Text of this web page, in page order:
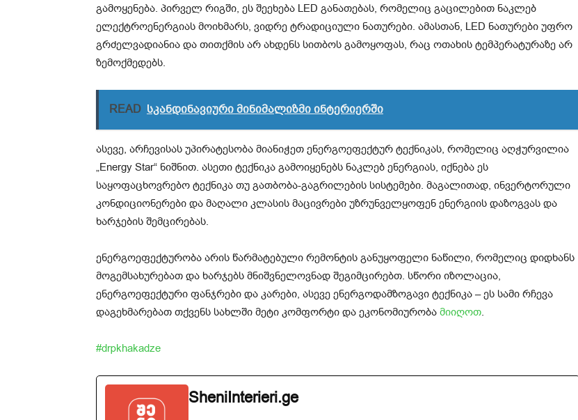
გამოყენება. პირველ რიგში, ეს შეეხება LED განათებას, რომელიც გაცილებით ნაკლებ
ელექტროენერგიას მოიხმარს, ვიდრე ტრადიციული ნათურები. ამასთან, LED ნათურები უფრო
გრძელვადიანია და თითქმის არ ახდენს სითბოს გამოყოფას, რაც ოთახის ტემპერატურაზე არ
ზემოქმედებს.
READ სკანდინავიური მინიმალიზმი ინტერიერში
ასევე, არჩევისას უპირატესობა მიანიჭეთ ენერგოეფექტურ ტექნიკას, რომელიც აღჭურვილია
„Energy Star“ ნიშნით. ასეთი ტექნიკა გამოიყენებს ნაკლებ ენერგიას, იქნება ეს
საყოფაცხოვრებო ტექნიკა თუ გათბობა-გაგრილების სისტემები. მაგალითად, ინვერტორული
კონდიციონერები და მაღალი კლასის მაცივრები უზრუნველყოფენ ენერგიის დაზოგვას და
ხარჯების შემცირებას.
ენერგოეფექტურობა არის წარმატებული რემონტის განუყოფელი ნაწილი, რომელიც დიდხანს
მოგემსახურებათ და ხარჯებს მნიშვნელოვნად შეგიმცირებთ. სწორი იზოლაცია,
ენერგოეფექტური ფანჯრები და კარები, ასევე ენერგოდამზოგავი ტექნიკა – ეს სამი რჩევა
დაგეხმარებათ თქვენს სახლში მეტი კომფორტი და ეკონომიურობა მიიღოთ.
#drpkhakadze
SheniInterieri.ge